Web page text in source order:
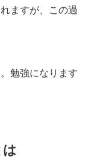
ますが、この過
勉強になります